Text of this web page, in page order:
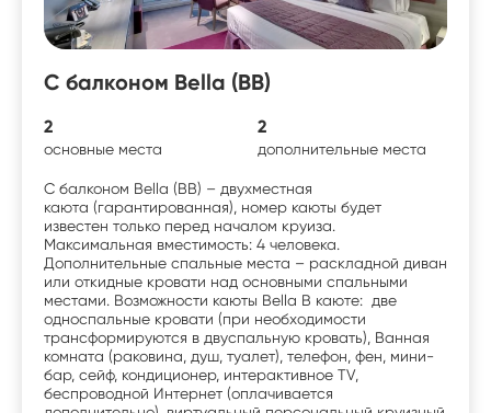
С балконом Bella (BB)
2
основные места
2
дополнительные места
С балконом Bella (BB) – двухместная
каюта (гарантированная), номер каюты будет
известен только перед началом круиза.
Максимальная вместимость: 4 человека.
Дополнительные спальные места – раскладной диван
или откидные кровати над основными спальными
местами. Возможности каюты Bella В каюте: две
односпальные кровати (при необходимости
трансформируются в двуспальную кровать), Ванная
комната (раковина, душ, туалет), телефон, фен, мини-
бар, сейф, кондиционер, интерактивное TV,
беспроводной Интернет (оплачивается